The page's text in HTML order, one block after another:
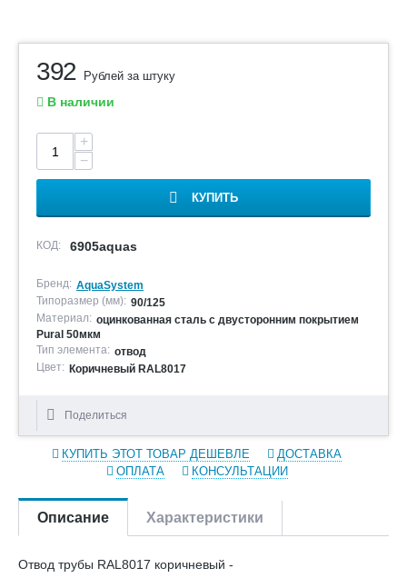
392 Рублей за штуку
В наличии
+
−
КУПИТЬ
КОД: 6905aquas
Бренд: AquaSystem
Типоразмер (мм): 90/125
Материал: оцинкованная сталь с двусторонним покрытием
Pural 50мкм
Тип элемента: отвод
Цвет: Коричневый RAL8017
Поделиться
КУПИТЬ ЭТОТ ТОВАР ДЕШЕВЛЕ
ДОСТАВКА
ОПЛАТА
КОНСУЛЬТАЦИИ
Описание Характеристики
Отвод трубы RAL8017 коричневый -